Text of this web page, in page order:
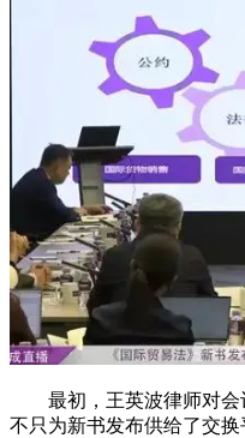
最初，王英波律师对会
不只为新书发布供给了交